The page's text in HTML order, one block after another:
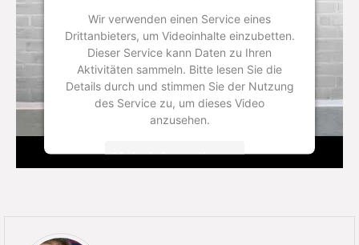
Wir verwenden einen Service eines
Drittanbieters, um Videoinhalte einzubetten.
Dieser Service kann Daten zu Ihren
Aktivitäten sammeln. Bitte lesen Sie die
Details durch und stimmen Sie der Nutzung
des Service zu, um dieses Video
anzusehen.
Mehr Informationen